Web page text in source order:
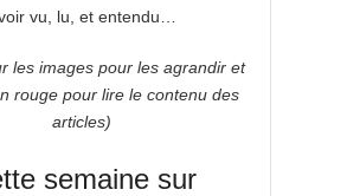
vu, lu, et entendu…
les images pour les agrandir et
rouge pour lire le contenu des
articles)
semaine sur